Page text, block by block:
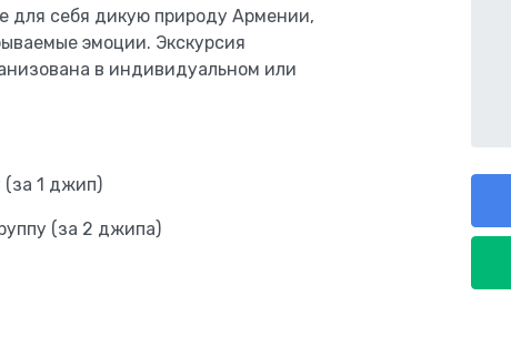
для себя дикую природу Армении,
эмоции. Экскурсия
в индивидуальном или
(за 1 джип)
(за 2 джипа)